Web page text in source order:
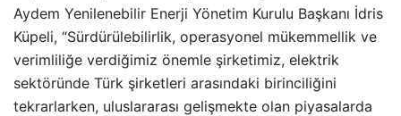
Aydem Yenilenebilir Enerji Yönetim Kurulu Başkanı İdris
Küpeli, “Sürdürülebilirlik, operasyonel mükemmellik ve
verimliliğe verdiğimiz önemle şirketimiz, elektrik
sektöründe Türk şirketleri arasındaki birinciliğini
tekrarlarken, uluslararası gelişmekte olan piyasalarda